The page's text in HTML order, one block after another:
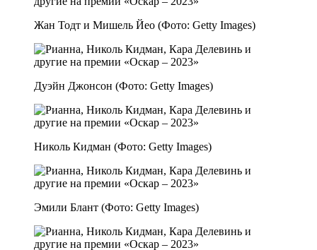
Жан Тодт и Мишель Йео (Фото: Getty Images)
Дуэйн Джонсон (Фото: Getty Images)
Николь Кидман (Фото: Getty Images)
Эмили Блант (Фото: Getty Images)